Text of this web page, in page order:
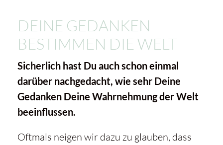
DEINE GEDANKEN
BESTIMMEN DIE WELT
Sicherlich hast Du auch schon einmal
darüber nachgedacht, wie sehr Deine
Gedanken Deine Wahrnehmung der Welt
beeinflussen.
Oftmals neigen wir dazu zu glauben, dass